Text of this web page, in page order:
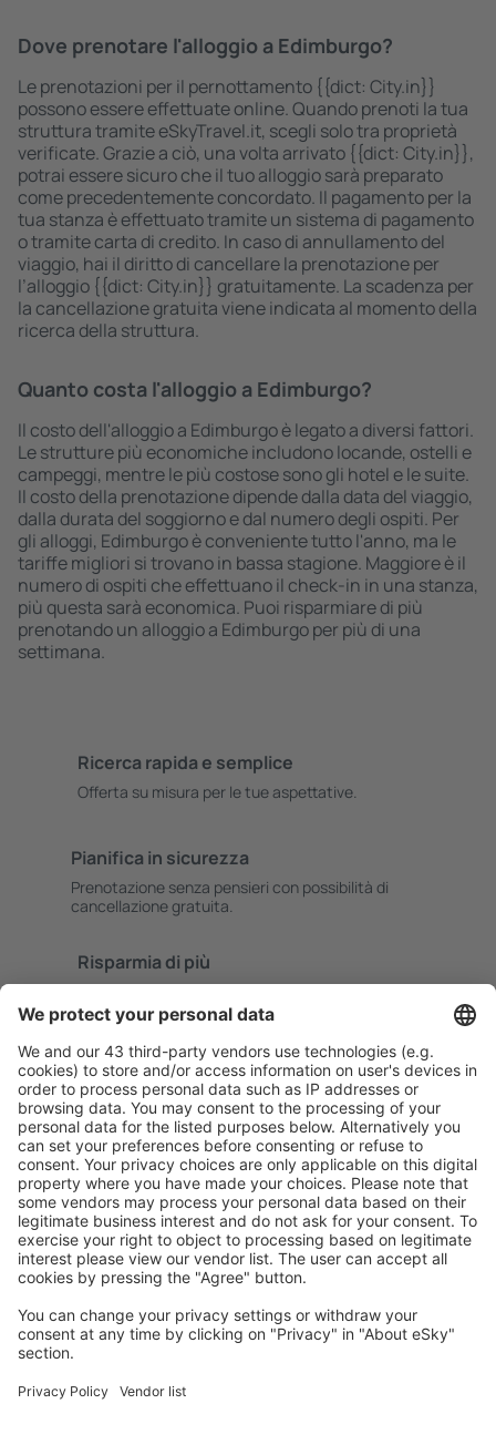
Dove prenotare l'alloggio a Edimburgo?
Le prenotazioni per il pernottamento {{dict: City.in}}
possono essere effettuate online. Quando prenoti la tua
struttura tramite eSkyTravel.it, scegli solo tra proprietà
verificate. Grazie a ciò, una volta arrivato {{dict: City.in}},
potrai essere sicuro che il tuo alloggio sarà preparato
come precedentemente concordato. Il pagamento per la
tua stanza è effettuato tramite un sistema di pagamento
o tramite carta di credito. In caso di annullamento del
viaggio, hai il diritto di cancellare la prenotazione per
l’alloggio {{dict: City.in}} gratuitamente. La scadenza per
la cancellazione gratuita viene indicata al momento della
ricerca della struttura.
Quanto costa l'alloggio a Edimburgo?
Il costo dell'alloggio a Edimburgo è legato a diversi fattori.
Le strutture più economiche includono locande, ostelli e
campeggi, mentre le più costose sono gli hotel e le suite.
Il costo della prenotazione dipende dalla data del viaggio,
dalla durata del soggiorno e dal numero degli ospiti. Per
gli alloggi, Edimburgo è conveniente tutto l'anno, ma le
tariffe migliori si trovano in bassa stagione. Maggiore è il
numero di ospiti che effettuano il check-in in una stanza,
più questa sarà economica. Puoi risparmiare di più
prenotando un alloggio a Edimburgo per più di una
settimana.
Ricerca rapida e semplice
Offerta su misura per le tue aspettative.
Pianifica in sicurezza
Prenotazione senza pensieri con possibilità di
cancellazione gratuita.
Risparmia di più
Prezzi attraenti e offerte speciali per gli utenti registrati.
L’alloggio che ti piace
Scegli tra oltre 1,3 milioni di strutture: hotel, lodge,
appartamenti e altri.
Le strutture più ricercate dagli utenti eSky
Pernottamenti nel Regno Unito - Città popolari
Pernottamenti a Londra Pernottamenti a Birmingham
Pernottamenti in Whitby Pernottamenti a Manchester